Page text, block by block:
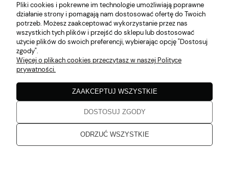
PŁATNOŚCI I DOSTAWA
INFORMACJE
O NAS
Pliki cookies i pokrewne im technologie umożliwiają poprawne
działanie strony i pomagają nam dostosować ofertę do Twoich
potrzeb. Możesz zaakceptować wykorzystanie przez nas
wszystkich tych plików i przejść do sklepu lub dostosować
użycie plików do swoich preferencji, wybierając opcję "Dostosuj
zgody".
Więcej o plikach cookies przeczytasz w naszej Polityce
prywatności.
ODRZUĆ WSZYSTKIE
DOSTOSUJ ZGODY
ZAAKCEPTUJ WSZYSTKIE